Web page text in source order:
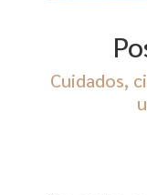
Cuidados,